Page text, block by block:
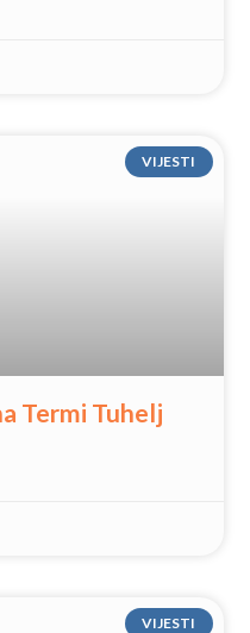
VIJESTI
Termi Tuhelj
VIJESTI